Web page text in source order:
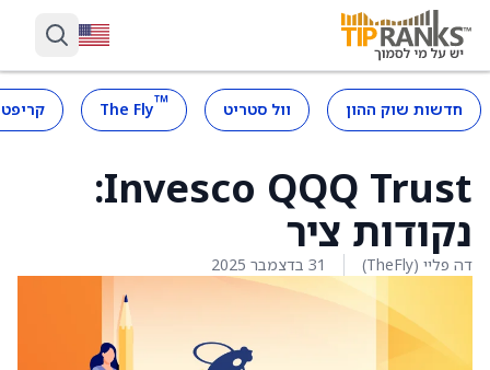
חדשות שוק ההון וול סטריט ™
The Fly
Invesco QQQ Trust:
נקודות ציר
דה פליי (TheFly) 31 בדצמבר 2025